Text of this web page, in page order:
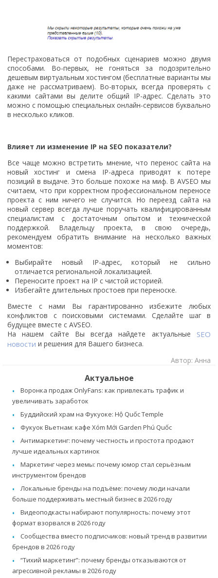
Перестраховаться от подобных сценариев можно двумя
способами. Во-первых, не гоняться за подозрительно
дешевым виртуальным хостингом (бесплатные варианты мы
даже не рассматриваем). Во-вторых, всегда проверять с
какими сайтами вы делите общий IP-адрес. Сделать это
можно с помощью специальных онлайн-сервисов буквально
в несколько кликов.
Влияет ли изменение IP на SEO показатели?
Все чаще можно встретить мнение, что перенос сайта на
новый хостинг и смена IP-адреса приводят к потере
позиций в выдаче. Это больше похоже на миф. В AVSEO мы
считаем, что при корректном профессиональном переносе
проекта с ним ничего не случится. Но переезд сайта на
новый сервер всегда лучше поручать квалифицированным
специалистам с достаточным опытом и технической
поддержкой. Владельцу проекта, в свою очередь,
рекомендуем обратить внимание на несколько важных
моментов:
Выбирайте новый IP-адрес, который не сильно
отличается региональной локализацией.
Переносите проект на IP с чистой историей.
Избегайте длительных простоев при переноске.
Вместе с нами Вы гарантированно избежите любых
конфликтов с поисковыми системами. Сделайте шаг в
будущее вместе с AVSEO.
На нашем сайте Вы всегда найдете актуальные SEO
новости и решения для Вашего бизнеса.
Автор: Анна
Актуальное
Воронка продаж OnlyFans: как привлекать трафик и
увеличивать заработок
Буддийский храм на Фукуоке: Hộ Quốc Temple
Фукуок Вьетнам: кафе Xóm Mới Garden Phú Quốc
Антимаркетинг: почему честность и простота продают
лучше идеальных картинок
Маркетинг через мемы: почему юмор стал серьёзным
инструментом брендов
Локальные бренды на подъёме: почему люди начали
больше поддерживать местный бизнес в 2026 году
Видеоподкасты набирают популярность: почему этот
формат взорвался в 2026 году
Сообщества вместо подписчиков: новый тренд в развитии
брендов в 2026 году
“Тихий маркетинг”: почему бренды отказываются от
агрессивной рекламы в 2026 году